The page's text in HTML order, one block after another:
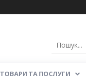
ТОВАРИ ТА ПОСЛУГИ